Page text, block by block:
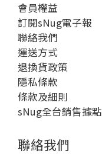
會員權益
訂閱sNug電子報
聯絡我們
運送方式
退換貨政策
隱私條款
條款及細則
sNug全台銷售據點
聯絡我們